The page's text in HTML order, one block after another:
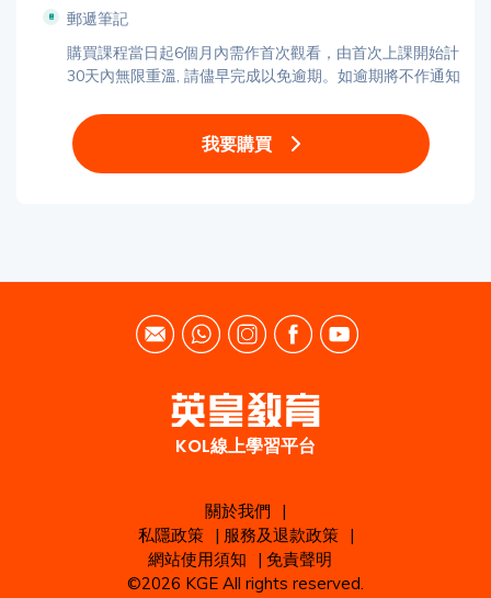
郵遞筆記
購買課程當日起6個月內需作首次觀看，由首次上課開始計
30天內無限重溫, 請儘早完成以免逾期。如逾期將不作通知
我要購買
KOL線上學習平台
關於我們
|
私隱政策
| 服務及退款政策
|
網站使用須知
| 免責聲明
©2026 KGE All rights reserved.